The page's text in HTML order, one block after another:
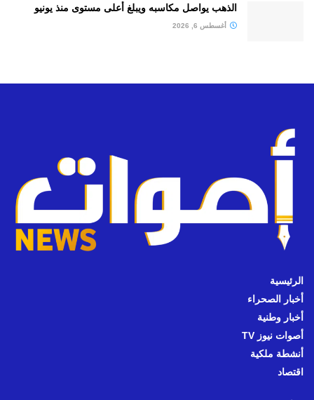
الذهب يواصل مكاسبه ويبلغ أعلى مستوى منذ يونيو
أغسطس 6, 2026
الرئيسية
أخبار الصحراء
أخبار وطنية
أصوات نيوز TV
أنشطة ملكية
اقتصاد